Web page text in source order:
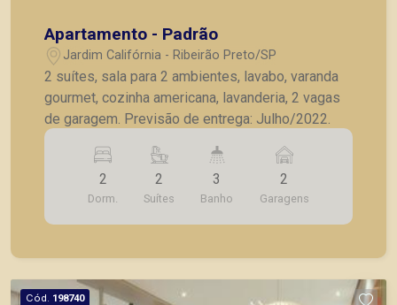
Apartamento - Padrão
Jardim Califórnia - Ribeirão Preto/SP
2 suítes, sala para 2 ambientes, lavabo, varanda
gourmet, cozinha americana, lavanderia, 2 vagas
de garagem. Previsão de entrega: Julho/2022.
2
Dorm.
2
Suítes
3
Banho
2
Garagens
Cód. 198740